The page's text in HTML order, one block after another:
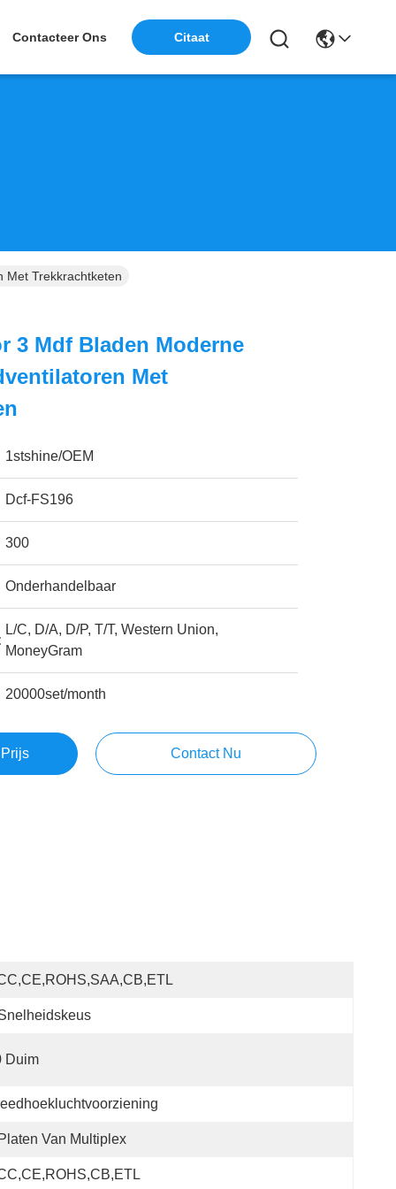
Contacteer Ons Citaat
Met Trekkrachtketen
3 Mdf Bladen Moderne
Met
1stshine/OEM
Dcf-FS196
300
Onderhandelbaar
L/C, D/A, D/P, T/T, Western Union,
MoneyGram
20000set/month
Contact Nu
Duim
Van Multiplex